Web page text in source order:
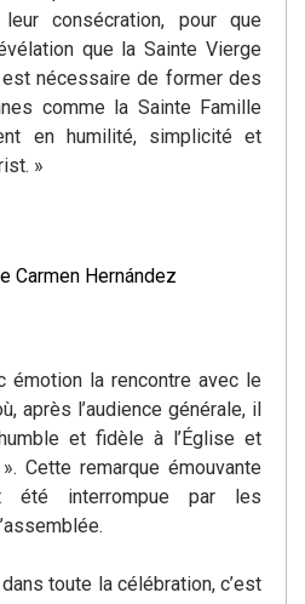
consécration, pour que
que la Sainte Vierge
nécessaire de former des
comme la Sainte Famille
en humilité, simplicité et
»
Carmen Hernández
émotion la rencontre avec le
après l’audience générale, il
et fidèle à l’Église et
Cette remarque émouvante
interrompue par les
toute la célébration, c’est